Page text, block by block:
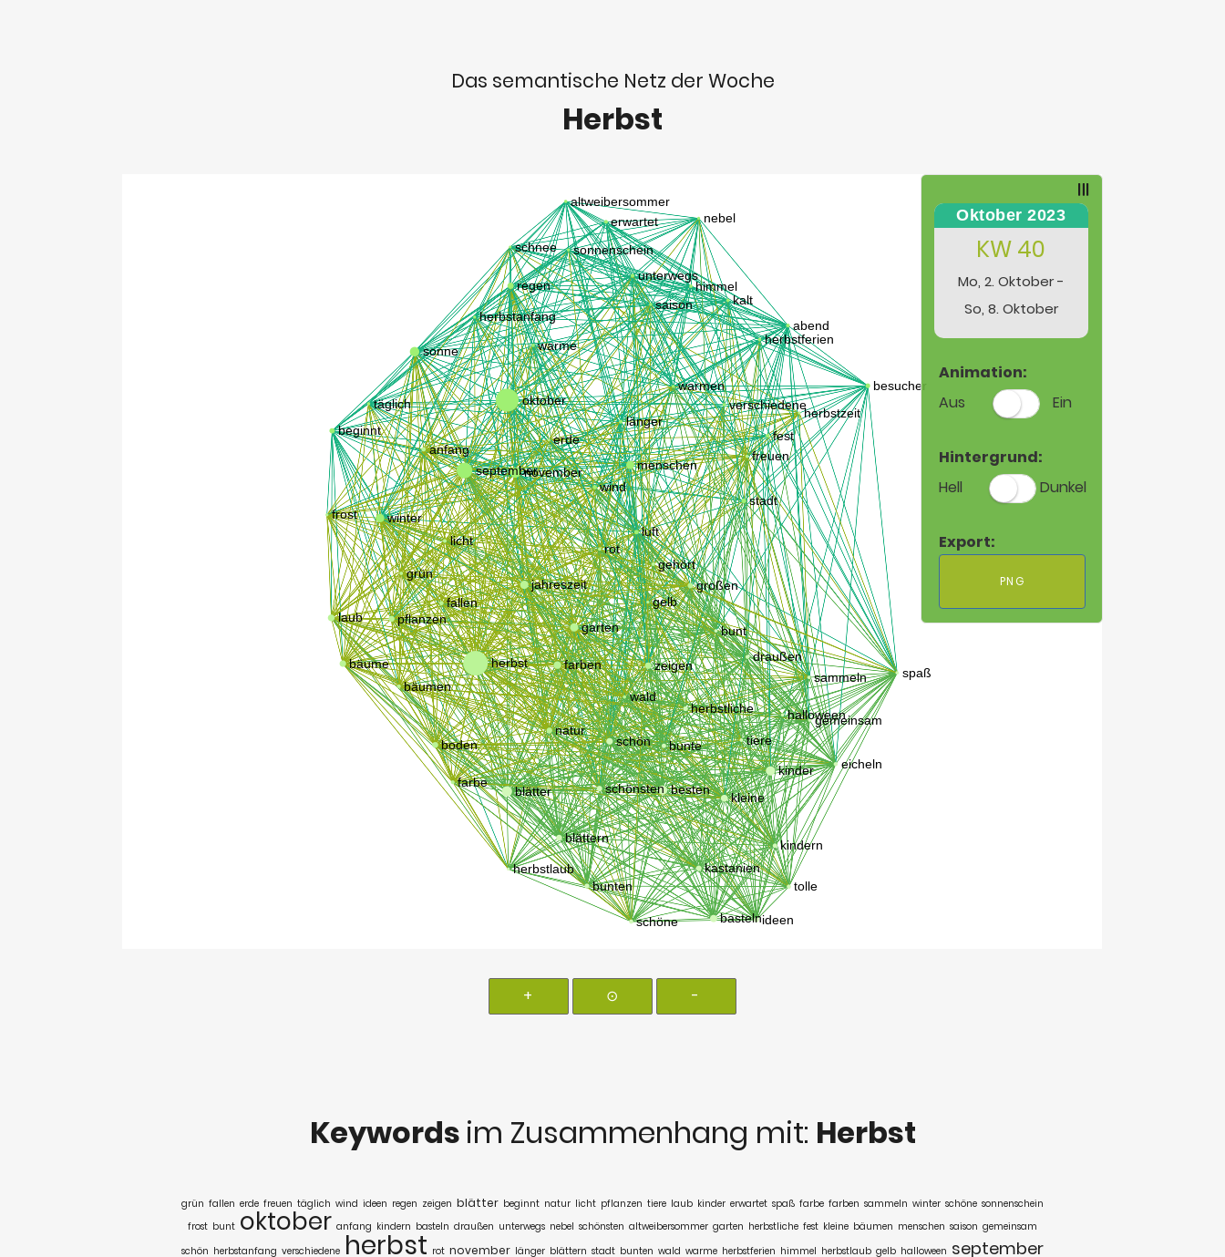
Das semantische Netz der Woche
Herbst
+ ⊙ -
Oktober 2023
KW 40
Mo, 2. Oktober -
So, 8. Oktober
Animation:
Aus
Ein
Hintergrund:
Hell
Dunkel
Export:
PNG
Keywords im Zusammenhang mit: Herbst
grün fallen erde freuen täglich wind ideen regen zeigen blätter beginnt natur licht pflanzen tiere laub kinder erwartet spaß farbe farben sammeln winter schöne sonnenschein
frost bunt oktober anfang kindern basteln draußen unterwegs nebel schönsten altweibersommer garten herbstliche fest kleine bäumen menschen saison gemeinsam
schön herbstanfang verschiedene herbst rot november länger blättern stadt bunten wald warme herbstferien himmel herbstlaub gelb halloween september